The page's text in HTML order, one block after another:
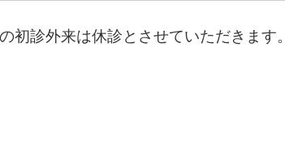
診外来は休診とさせていただきます。